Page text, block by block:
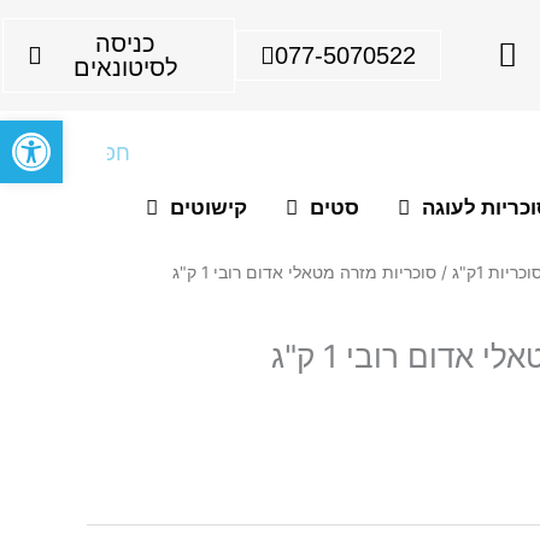
I
n
g
a
077-5070522
כניסה
לסיטונאים
לעוגה סטים קישוטים
1ק"ג / סוכריות מזרה מטאלי אדום רובי 1 ק"ג
אדום רובי 1 ק"ג
פתח